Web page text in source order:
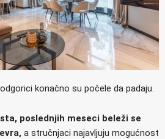
konačno su počele da padaju.
poslednjih meseci beleži se
a stručnjaci najavljuju mogućnost